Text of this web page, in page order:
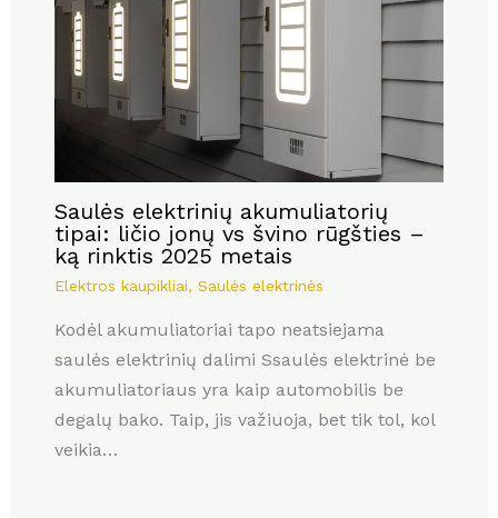
Saulės elektrinių akumuliatorių
tipai: ličio jonų vs švino rūgšties –
ką rinktis 2025 metais
Elektros kaupikliai, Saulės elektrinės
Kodėl akumuliatoriai tapo neatsiejama
saulės elektrinių dalimi Ssaulės elektrinė be
akumuliatoriaus yra kaip automobilis be
degalų bako. Taip, jis važiuoja, bet tik tol, kol
veikia…